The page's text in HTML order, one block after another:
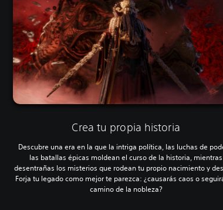
Crea tu propia historia
Descubre una era en la que la intriga política, las luchas de
las batallas épicas moldean el curso de la historia, mientras
desentrañas los misterios que rodean tu propio nacimiento y
Forja tu legado como mejor te parezca: ¿causarás caos o
camino de la nobleza?